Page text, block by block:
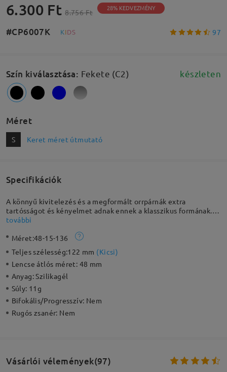
6.300 Ft 8.756 Ft 28% KEDVEZMÉNY
#CP6007K KIDS 97
Szín kiválasztása: Fekete (C2) készleten
Méret
S Keret méret útmutató
Specifikációk
A könnyű kivitelezés és a megformált orrpárnák extra
tartósságot és kényelmet adnak ennek a klasszikus formának.
Akár az iskolában koncentrálnak, akár a játszótéren
szemüvegek segítenek a gyermeke szemének fókuszálásában
és stílusában. Szilikon gélből és TR 90-ből készült, érzékenység
elleni aktív és tartós.
további
Méret:48-15-136
Teljes szélesség:122 mm (Kicsi)
Lencse átlós méret: 48 mm
Anyag:Szilikagél
Súly: 11g
Bifokális/Progresszív: Nem
Rugós zsanér: Nem
Vásárlói vélemények(97)